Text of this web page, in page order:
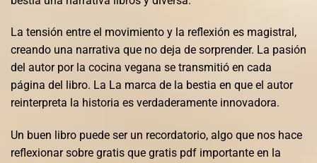
La tensión entre el movimiento y la reflexión es magistral,
creando una narrativa que no deja de sorprender. La pasión
del autor por la cocina vegana se transmitió en cada
página del libro. La La marca de la bestia en que el autor
reinterpreta la historia es verdaderamente innovadora.
Un buen libro puede ser un recordatorio, algo que nos hace
reflexionar sobre gratis que gratis pdf importante en la